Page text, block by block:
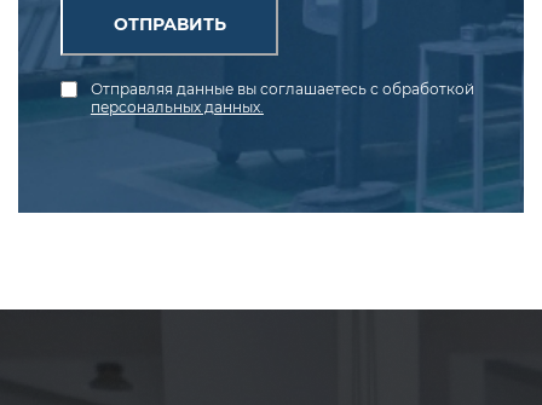
ОТПРАВИТЬ
Отправляя данные вы соглашаетесь с обработкой
персональных данных.